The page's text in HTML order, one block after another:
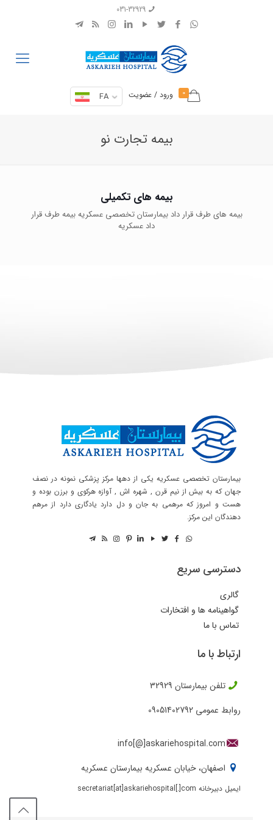
031-32929
0 ورود / عضویت FA
بیمه تجارت نو
بیمه های تکمیلی
بیمه های طرف قرار داد بیمارستان تخصصی عسکریه بیمه طرف قرار
داد عسکریه
بیمارستان تخصصی عسکریه یکی از دهها مرکز پزشکی نمونه در نصف
جهان که به بیش از نیم قرن , شهره اش , آوازه هرکوی و برزن بوده و
هست و امروز که مرهمی به جان و دل دارد یادگاری دارد از مرهم
دهندگان این مرکز.
دسترسی سریع
گالری
گواهینامه ها و افتخارات
تماس با ما
ارتباط با ما
تلفن بیمارستان 32929
روابط عمومی 09051402792
info[@]askariehospital.com
اصفهان، خیابان عسکریه بیمارستان عسکریه
ایمیل دبیرخانه secretariat[at]askariehospital[.]com